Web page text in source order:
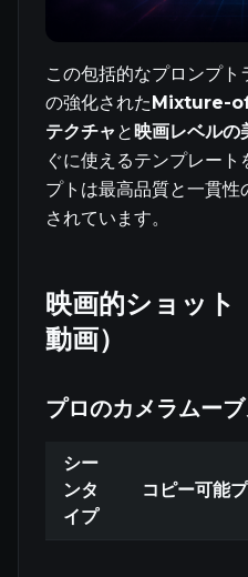
この包括的なプロンプト
の強化されたMixture-
テクチャ と 映画レベルの
ぐに使えるテンプレー
プトは最高品質と一貫
されています。
映画的ショット
動画）
プロのカメラムーブ
シー
ンタ
イプ
コピー可能